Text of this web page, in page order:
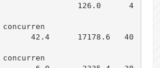
126.0      4
42.4      17178.6   40